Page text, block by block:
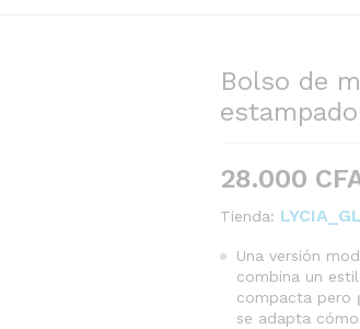
Bolso de
28.000
Tienda:
Una versión
combina un
compacta pero
se adapta